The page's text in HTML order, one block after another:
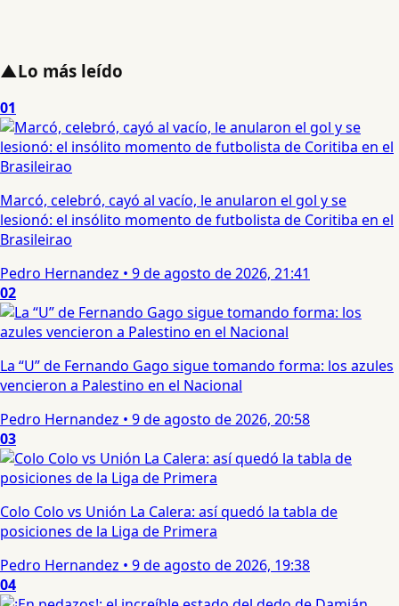
▲Lo más leído
01
Marcó, celebró, cayó al vacío, le anularon el gol y se
lesionó: el insólito momento de futbolista de Coritiba en el
Brasileirao
Pedro Hernandez • 9 de agosto de 2026, 21:41
02
La “U” de Fernando Gago sigue tomando forma: los azules
vencieron a Palestino en el Nacional
Pedro Hernandez • 9 de agosto de 2026, 20:58
03
Colo Colo vs Unión La Calera: así quedó la tabla de
posiciones de la Liga de Primera
Pedro Hernandez • 9 de agosto de 2026, 19:38
04